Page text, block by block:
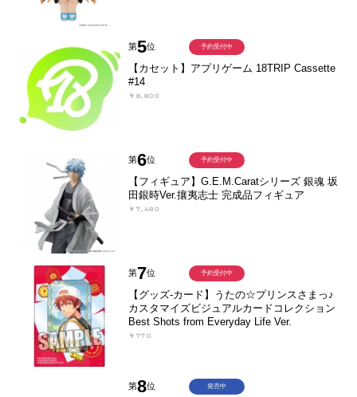
第5位
【カセット】アプリゲーム 18TRIP Cassette
#14
￥8,800
予約受付中
第6位
【フィギュア】G.E.M.Caratシリーズ 銀魂 坂
田銀時Ver.攘夷志士 完成品フィギュア
￥7,480
予約受付中
第7位
【グッズ-カード】うたの☆プリンスさまっ♪
カスタマイズビジュアルカードコレクション
Best Shots from Everyday Life Ver.
￥770
予約受付中
第8位 発売中